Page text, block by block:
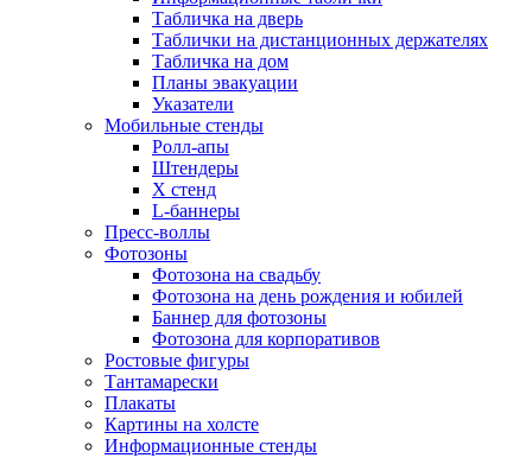
Табличка на дверь
Таблички на дистанционных держателях
Табличка на дом
Планы эвакуации
Указатели
Мобильные стенды
Ролл-апы
Штендеры
Х стенд
L-баннеры
Пресс-воллы
Фотозоны
Фотозона на свадьбу
Фотозона на день рождения и юбилей
Баннер для фотозоны
Фотозона для корпоративов
Ростовые фигуры
Тантамарески
Плакаты
Картины на холсте
Информационные стенды